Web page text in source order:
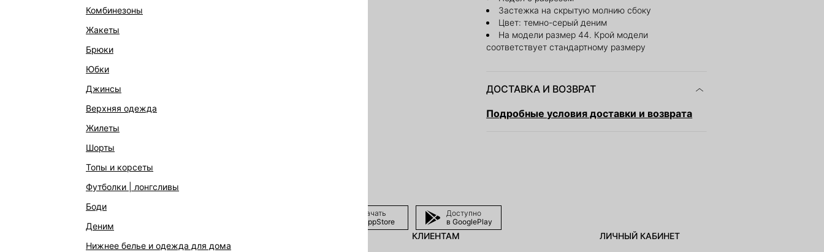
комбинезоны
жакеты
брюки
юбки
джинсы
верхняя одежда
жилеты
шорты
топы и корсеты
футболки | лонгсливы
боди
деним
нижнее белье и одежда для дома
Застежка на скрытую молнию сбоку
Цвет: темно-серый деним
На модели размер 44. Крой модели
соответствует стандартному размеру
ДОСТАВКА И ВОЗВРАТ
Подробные условия доставки и возврата
Скачать
в AppStore
Доступно
в GooglePlay
КЛИЕНТАМ ЛИЧНЫЙ КАБИНЕТ